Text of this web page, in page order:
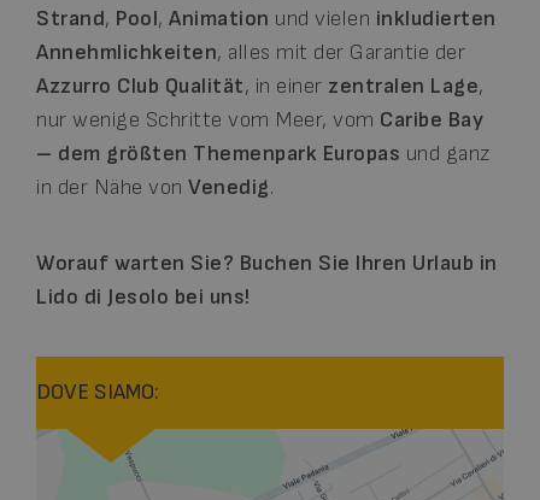
Strand, Pool, Animation und vielen inkludierten
Annehmlichkeiten, alles mit der Garantie der
Azzurro Club Qualität, in einer zentralen Lage,
nur wenige Schritte vom Meer, vom Caribe Bay
– dem größten Themenpark Europas und ganz
in der Nähe von Venedig.
Worauf warten Sie? Buchen Sie Ihren Urlaub in
Lido di Jesolo bei uns!
DOVE SIAMO: